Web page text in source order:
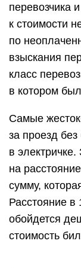
перевозчика
к стоимости
по
взыскания
класс
в котором
Самые
за проезд
в
на
сумму,
Расстояние в
обойдется
стоимость